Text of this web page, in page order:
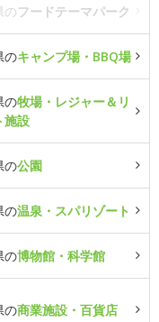
のフードテーマパーク
のキャンプ場・BBQ場
の牧場・レジャー＆リ
施設
の公園
の温泉・スパリゾート
の博物館・科学館
の商業施設・百貨店